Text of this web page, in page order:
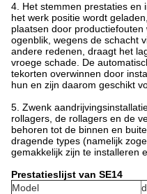
4. Het stemmen prestaties en
het werk positie wordt
plaatsen door
ogenblik, wegens de schacht
andere redenen, draagt het
vroege schade. De
tekorten overwinnen door
hun en zijn daarom geschikt
5. Zwenk
rollagers, de rollagers en de
behoren tot de binnen en
dragende types (namelijk
gemakkelijk zijn te installeren
Prestatieslijst van SE14
Model